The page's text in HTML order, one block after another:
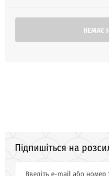
НЕМАЄ
Підпишіться на